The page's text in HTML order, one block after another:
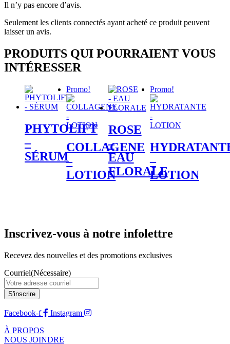
Il n’y pas encore d’avis.
Seulement les clients connectés ayant acheté ce produit peuvent
laisser un avis.
PRODUITS QUI POURRAIENT VOUS
INTÉRESSER
PHYTOLIFT
–
SÉRUM
Promo!
COLLAGENE
–
LOTION
ROSE
–
EAU
FLORALE
Promo!
–
LOTION
Inscrivez-vous à notre infolettre
Recevez des nouvelles et des promotions exclusives
Courriel(Nécessaire)
Facebook-f
Instagram
À PROPOS
NOUS JOINDRE